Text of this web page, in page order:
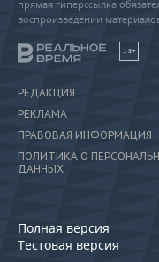
прямая гиперссылка
воспроизведении
18+
РЕДАКЦИЯ
РЕКЛАМА
ПРАВОВАЯ ИНФОРМАЦИЯ
ПОЛИТИКА О
ДАННЫХ
Полная версия
Тестовая версия